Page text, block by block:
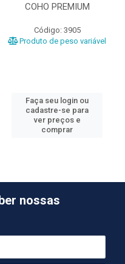
COHO PREMIUM
Código: 3905
Produto de peso variável
Faça seu login ou
cadastre-se para
ver preços e
comprar
nossas